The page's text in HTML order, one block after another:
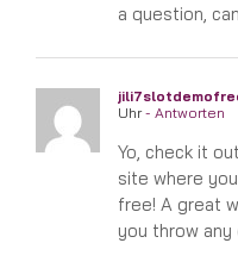
a question,
Uhr- Antworten
Yo, check it
site where
free! A great
you throw any